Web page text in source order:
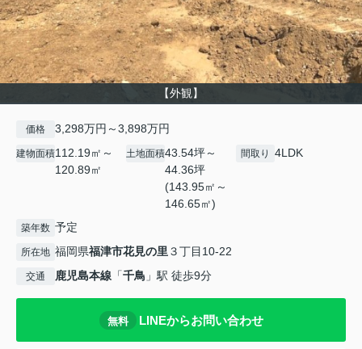
【外観】
価格 3,298万円～3,898万円
建物面積112.19㎡～
120.89㎡
土地面積43.54坪～
44.36坪
(143.95㎡～
146.65㎡)
間取り 4LDK
築年数 予定
所在地 福岡県福津市花見の里３丁目10-22
交通 鹿児島本線 「千鳥 」駅 徒歩9分
無料 LINEからお問い合わせ